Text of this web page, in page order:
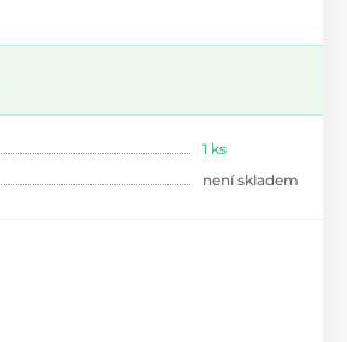
1 ks
není skladem